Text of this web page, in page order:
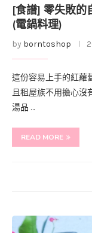
[食譜] 零失敗的
(電鍋料理)
by borntoshop
這份容易上手的紅蘿
且租屋族不用擔心沒
湯品 …
READ MORE